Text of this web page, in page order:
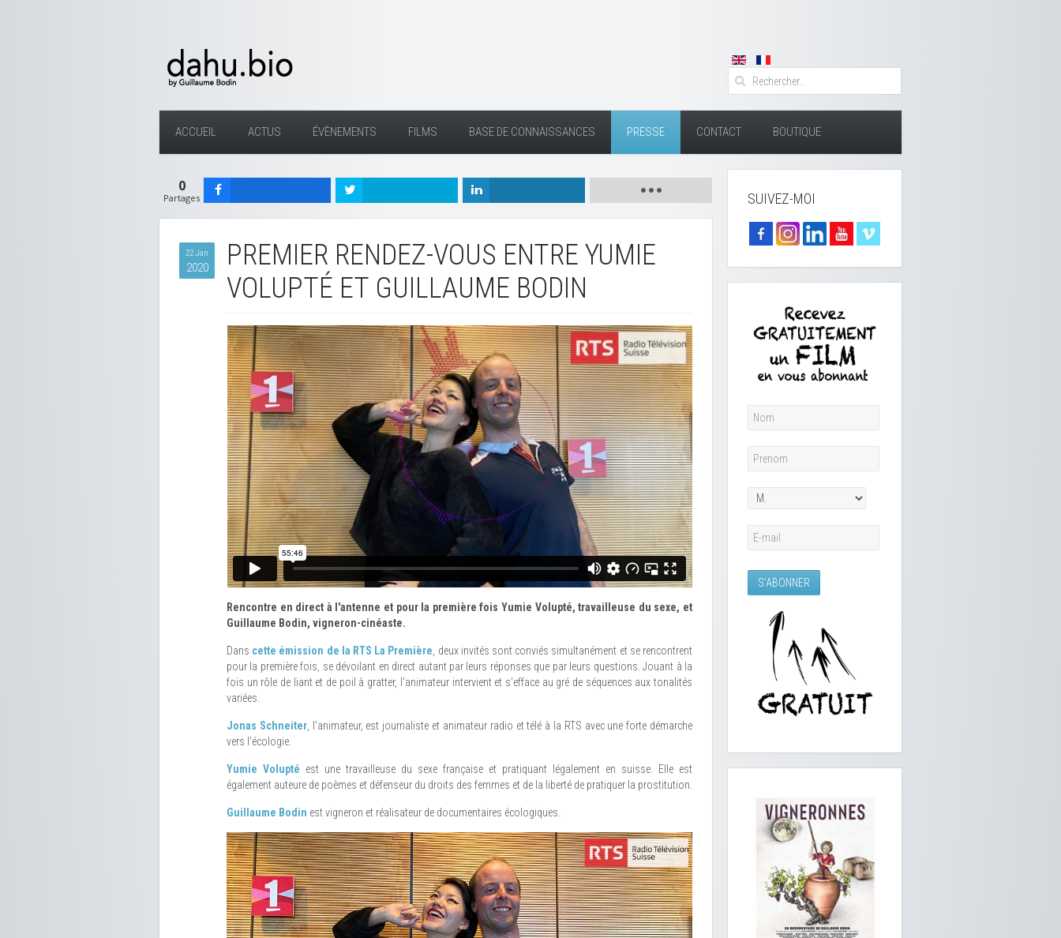
ACCUEIL ACTUS ÉVÈNEMENTS FILMS BASE DE CONNAISSANCES PRESSE CONTACT BOUTIQUE
0
Partages
22 Jan
2020
PREMIER RENDEZ-VOUS ENTRE YUMIE
VOLUPTÉ ET GUILLAUME BODIN
Rencontre en direct à l'antenne et pour la première fois Yumie Volupté, travailleuse du sexe, et
Guillaume Bodin, vigneron-cinéaste.
Dans cette émission de la RTS La Première , deux invités sont conviés simultanément et se rencontrent
pour la première fois, se dévoilant en direct autant par leurs réponses que par leurs questions. Jouant à la
fois un rôle de liant et de poil à gratter, l'animateur intervient et s'efface au gré de séquences aux tonalités
variées.
Jonas Schneiter, l'animateur, est journaliste et animateur radio et télé à la RTS avec une forte démarche
vers l'écologie.
Yumie Volupté est une travailleuse du sexe française et pratiquant légalement en suisse. Elle est
également auteure de poèmes et défenseur du droits des femmes et de la liberté de pratiquer la prostitution.
Guillaume Bodin est vigneron et réalisateur de documentaires écologiques.
SUIVEZ-MOI